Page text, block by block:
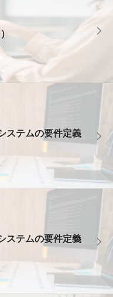
ステムの要件定義
ステムの要件定義